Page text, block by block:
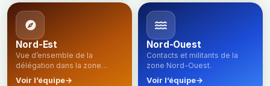
Nord-Est
Vue d’ensemble de la
délégation dans la zone
Nord-Est.
Voir l’équipe→
Nord-Ouest
Contacts et militants de la
zone Nord-Ouest.
Voir l’équipe→